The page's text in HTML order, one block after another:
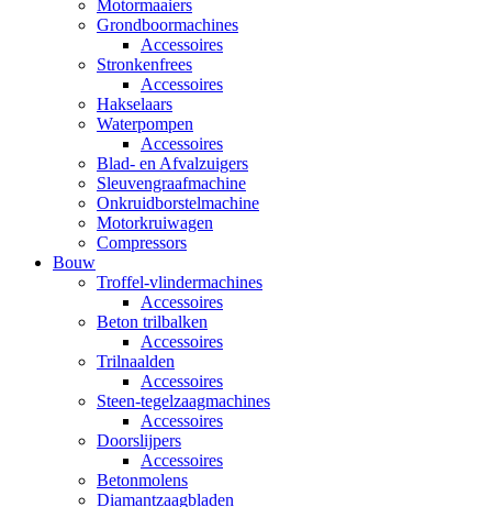
Motormaaiers
Grondboormachines
Accessoires
Stronkenfrees
Accessoires
Hakselaars
Waterpompen
Accessoires
Blad- en Afvalzuigers
Sleuvengraafmachine
Onkruidborstelmachine
Motorkruiwagen
Compressors
Bouw
Troffel-vlindermachines
Accessoires
Beton trilbalken
Accessoires
Trilnaalden
Accessoires
Steen-tegelzaagmachines
Accessoires
Doorslijpers
Accessoires
Betonmolens
Diamantzaagbladen